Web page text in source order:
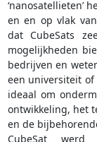
‘nanosatellieten’
en en op vlak
dat CubeSats
mogelijkheden
bedrijven en
een universiteit
ideaal om
ontwikkeling, het
en de
CubeSat